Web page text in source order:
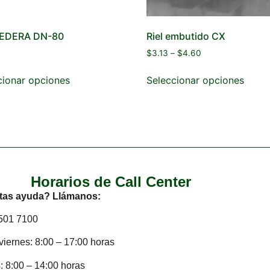
DN-80
opciones
Riel embutido CX
$3.13 – $4.60
Seleccionar opciones
Horarios de Call Center
ayuda? Llámanos:
7100
8:00 – 17:00 horas
8:00 – 14:00 horas